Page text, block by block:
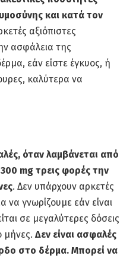
και κατά τον
αξιόπιστες
ασφάλεια της
εάν είστε έγκυος, ή
καλύτερα να
όταν λαμβάνεται από
mg τρεις φορές την
. Δεν υπάρχουν αρκετές
να γνωρίζουμε εάν είναι
σε μεγαλύτερες δόσεις
μήνες. Δεν είναι ασφαλές
στο δέρμα. Μπορεί να